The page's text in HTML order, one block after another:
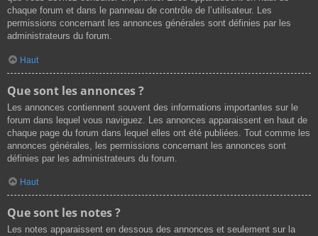
chaque forum et dans le panneau de contrôle de l’utilisateur. Les
permissions concernant les annonces générales sont définies par les
administrateurs du forum.
Haut
Que sont les annonces ?
Les annonces contiennent souvent des informations importantes sur le
forum dans lequel vous naviguez. Les annonces apparaissent en haut de
chaque page du forum dans lequel elles ont été publiées. Tout comme les
annonces générales, les permissions concernant les annonces sont
définies par les administrateurs du forum.
Haut
Que sont les notes ?
Les notes apparaissent en dessous des annonces et seulement sur la